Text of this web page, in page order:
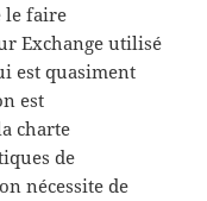
le faire
Exchange utilisé
est quasiment
est
charte
de
nécessite de